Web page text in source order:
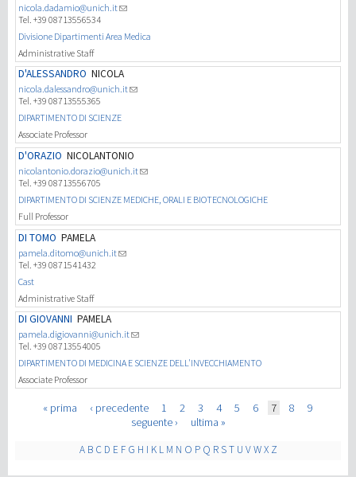
nicola.dadamio@unich.it
Tel. +39 08713556534
Divisione Dipartimenti Area Medica
Administrative Staff
D'ALESSANDRO NICOLA
nicola.dalessandro@unich.it
Tel. +39 08713555365
DIPARTIMENTO DI SCIENZE
Associate Professor
D'ORAZIO NICOLANTONIO
nicolantonio.dorazio@unich.it
Tel. +39 08713556705
DIPARTIMENTO DI SCIENZE MEDICHE, ORALI E BIOTECNOLOGICHE
Full Professor
DI TOMO PAMELA
pamela.ditomo@unich.it
Tel. +39 0871541432
Cast
Administrative Staff
DI GIOVANNI PAMELA
pamela.digiovanni@unich.it
Tel. +39 08713554005
DIPARTIMENTO DI MEDICINA E SCIENZE DELL'INVECCHIAMENTO
Associate Professor
Pages« prima ‹ precedente 1 2 3 4 5 6 7 8
9
seguente ›
ultima »
A B C D E F G H I K L M N O P Q R S T U V W X Z